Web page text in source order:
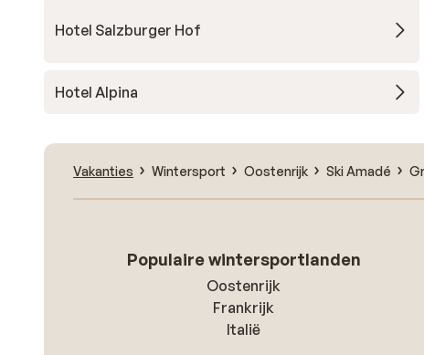
Hotel Salzburger Hof
Hotel Alpina
Vakanties Wintersport Oostenrijk Ski Amadé
Populaire wintersportlanden
Oostenrijk
Frankrijk
Italië